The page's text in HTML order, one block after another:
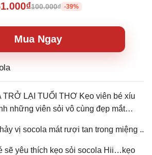
100.000₫ -39%
Mua Ngay
TRỞ LẠI TUỔI THƠ Kẹo viên bé xíu
những viên sỏi vô cùng đẹp mắt…
vị socola mát rượi tan trong miệng ..
sẽ yêu thích kẹo sỏi socola Hii…kẹo